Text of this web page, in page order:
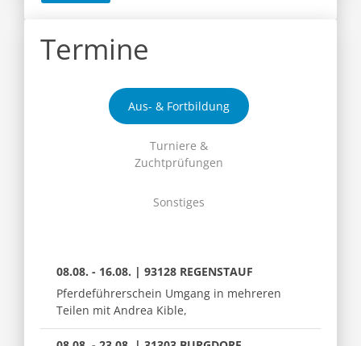
Termine
Aus- & Fortbildung
Turniere &
Zuchtprüfungen
Sonstiges
08.08. - 16.08. | 93128 REGENSTAUF
Pferdeführerschein Umgang in mehreren
Teilen mit Andrea Kible,